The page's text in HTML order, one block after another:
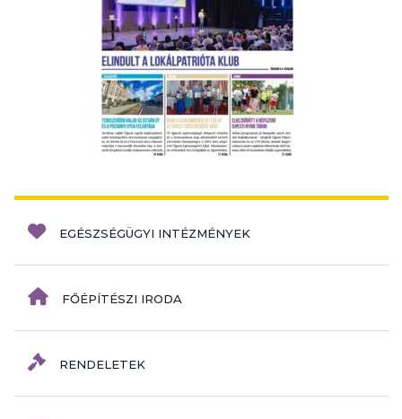
EGÉSZSÉGÜGYI INTÉZMÉNYEK
FŐÉPÍTÉSZI IRODA
RENDELETEK